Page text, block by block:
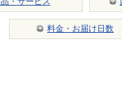
料金・お届け日数